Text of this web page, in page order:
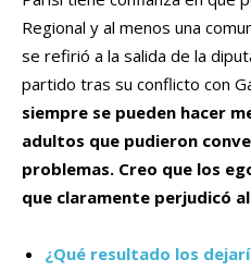
Regional y al menos una
se refirió a la salida de la
partido tras su conflicto con
siempre se pueden hacer
adultos que pudieron
problemas. Creo que los
que claramente perjudicó
¿Qué resultado los